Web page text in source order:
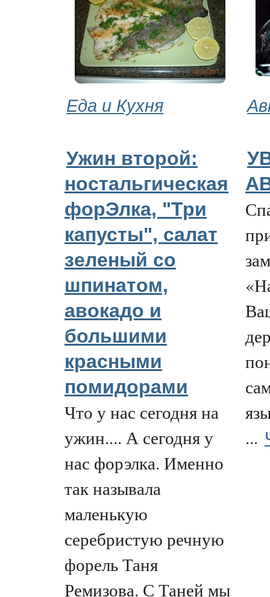
Еда и Кухня
Ужин второй:
ностальгическая
форЭлка, "Три
капусты", салат
зеленый со
шпинатом,
авокадо и
большими
красными
помидорами
Что у нас сегодня на
ужин.... А сегодня у
нас форэлка. Именно
так называла
маленькую
серебристую речную
форель Таня
Ремизова. С Таней мы
...